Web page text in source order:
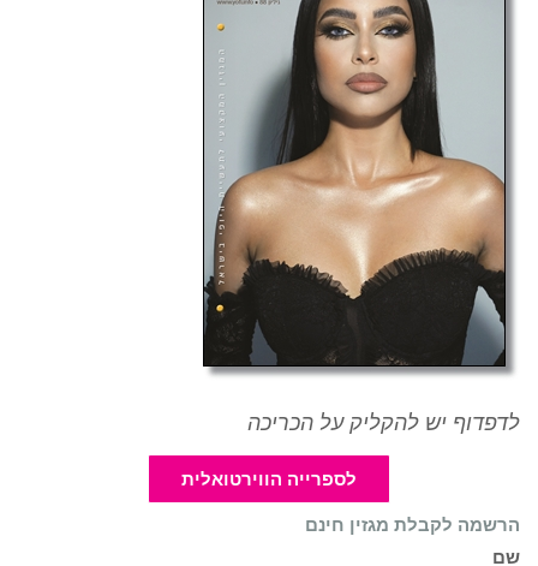
לדפדוף יש להקליק על הכריכה
לספרייה הווירטואלית
הרשמה לקבלת מגזין חינם
שם